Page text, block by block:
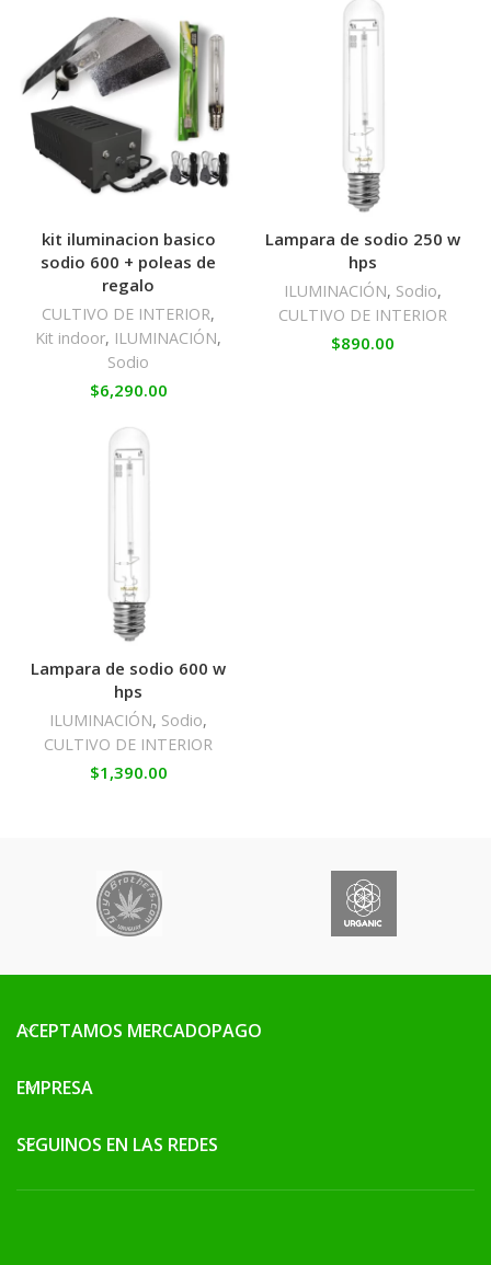
kit iluminacion basico
sodio 600 + poleas de
regalo
CULTIVO DE INTERIOR,
Kit indoor, ILUMINACIÓN,
Sodio
$6,290.00
Lampara de sodio 250 w
hps
ILUMINACIÓN, Sodio,
CULTIVO DE INTERIOR
$890.00
Lampara de sodio 600 w
hps
ILUMINACIÓN, Sodio,
CULTIVO DE INTERIOR
$1,390.00
ACEPTAMOS MERCADOPAGO
EMPRESA
SEGUINOS EN LAS REDES